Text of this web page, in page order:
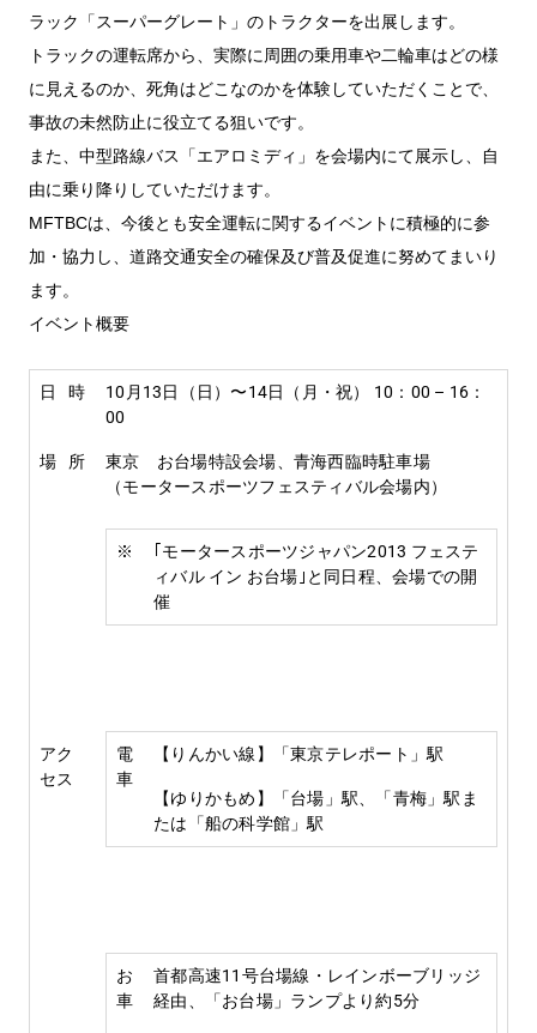
Super Great
大型トラック
FUSOアシスト
English
ラック「スーパーグレート」のトラクターを出展します。
トラックの運転席から、実際に周囲の乗用車や二輪車はどの様
に見えるのか、死角はどこなのかを体験していただくことで、
事故の未然防止に役立てる狙いです。
また、中型路線バス「エアロミディ」を会場内にて展示し、自
由に乗り降りしていただけます。
MFTBCは、今後とも安全運転に関するイベントに積極的に参
加・協力し、道路交通安全の確保及び普及促進に努めてまいり
ます。
イベント概要
日 時
10月13日（日）〜14日（月・祝） 10：00 – 16：
00
場 所
東京 お台場特設会場、青海西臨時駐車場
（モータースポーツフェスティバル会場内）
※
｢モータースポーツジャパン2013 フェステ
ィバル イン お台場｣と同日程、会場での開
催
アク
セス
電
車
【りんかい線】「東京テレポート」駅
【ゆりかもめ】「台場」駅、「青梅」駅ま
たは「船の科学館」駅
お
車
首都高速11号台場線・レインボーブリッジ
経由、「お台場」ランプより約5分